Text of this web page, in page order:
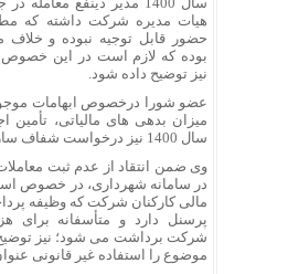
هیات مدیره شرکت داشته که
حضور قابل توجیه نبوده و خلاف
بوده که لازم است در این
نیز توضیح داده شود.
عضو شورا درخصوص ابهامات
میزان بدهی های مالیاتی، تأمین
سال 1400 نیز درخواست شفاف سازی کرد.
وی ضمن انتقاد از عدم ثبت
در سامانه شهرداری، در خصوص
مالی کارکنان شرکت که وظیفه
پرسنل دارد و متأسفانه برای
شرکت برداشت می شود؛ نیز
موضوع را استفاده غیر قانونی